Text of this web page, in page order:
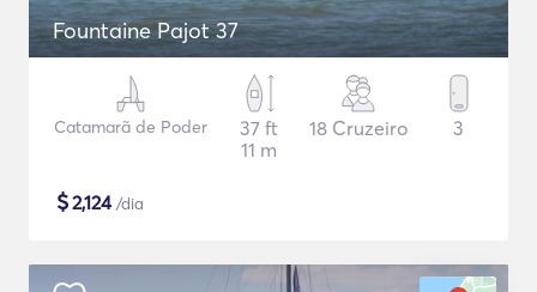
Fountaine Pajot 37
Catamarã de Poder
37 ft
11 m
18 Cruzeiro 3
$2,124/dia